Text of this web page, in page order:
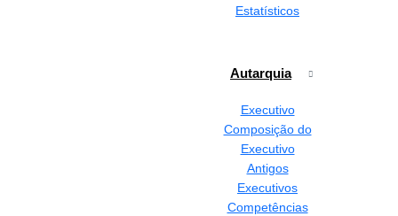
Estatísticos
Autarquia
Executivo
Composição do
Executivo
Antigos
Executivos
Competências